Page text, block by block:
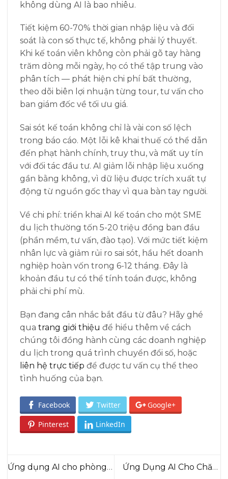
không dùng AI là bao nhiêu.
Tiết kiệm 60-70% thời gian nhập liệu và đối
soát là con số thực tế, không phải lý thuyết.
Khi kế toán viên không còn phải gõ tay hàng
trăm dòng mỗi ngày, họ có thể tập trung vào
phân tích — phát hiện chi phí bất thường,
theo dõi biên lợi nhuận từng tour, tư vấn cho
ban giám đốc về tối ưu giá.
Sai sót kế toán không chỉ là vài con số lệch
trong báo cáo. Một lỗi kê khai thuế có thể dẫn
đến phạt hành chính, truy thu, và mất uy tín
với đối tác đầu tư. AI giảm lỗi nhập liệu xuống
gần bằng không, vì dữ liệu được trích xuất tự
động từ nguồn gốc thay vì qua bàn tay người.
Về chi phí: triển khai AI kế toán cho một SME
du lịch thường tốn 5-20 triệu đồng ban đầu
(phần mềm, tư vấn, đào tạo). Với mức tiết kiệm
nhân lực và giảm rủi ro sai sót, hầu hết doanh
nghiệp hoàn vốn trong 6-12 tháng. Đây là
khoản đầu tư có thể tính toán được, không
phải chi phí mù.
Bạn đang cân nhắc bắt đầu từ đâu? Hãy ghé
qua trang giới thiệu để hiểu thêm về cách
chúng tôi đồng hành cùng các doanh nghiệp
du lịch trong quá trình chuyển đổi số, hoặc
liên hệ trực tiếp để được tư vấn cụ thể theo
tình huống của bạn.
Facebook Twitter Google+
Pinterest LinkedIn
Ứng dụng AI cho phòng
Ứng Dụng AI Cho Chăm